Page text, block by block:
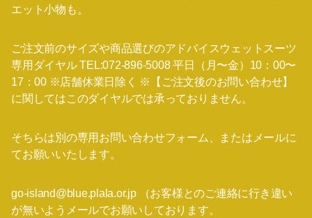
エット小物も。
ご注文前のサイズや商品選びのアドバイスウェットスーツ
専用ダイヤル TEL:072-896-5008 平日（月〜金）10：00〜
17：00 ※店舗休業日除く ※【ご注文後のお問い合わせ】
に関してはこのダイヤルでは承っておりません。
そちらは別の専用お問い合わせフォーム、またはメールに
てお願いいたします。
go-island@blue.plala.or.jp （お客様とのご連絡に行き違い
が無いようメールでお願いしております。